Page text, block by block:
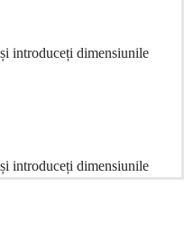
introduceți dimensiunile
introduceți dimensiunile